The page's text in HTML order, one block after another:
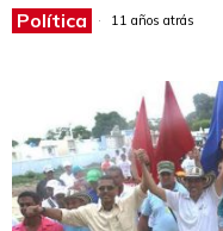
Política 11 años atrás